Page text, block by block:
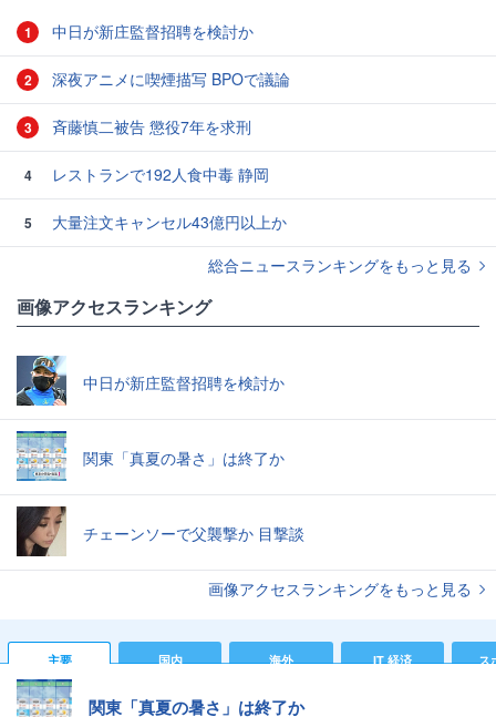
1 中日が新庄監督招聘を検討か
2 深夜アニメに喫煙描写 BPOで議論
3 斉藤慎二被告 懲役7年を求刑
4 レストランで192人食中毒 静岡
5
大量注文キャンセル43億円以上か
総合ニュースランキングをもっと見る
画像アクセスランキング
中日が新庄監督招聘を検討か
関東「真夏の暑さ」は終了か
チェーンソーで父襲撃か 目撃談
画像アクセスランキングをもっと見る
主要 国内 海外 IT 経済 ス
関東「真夏の暑さ」は終了か